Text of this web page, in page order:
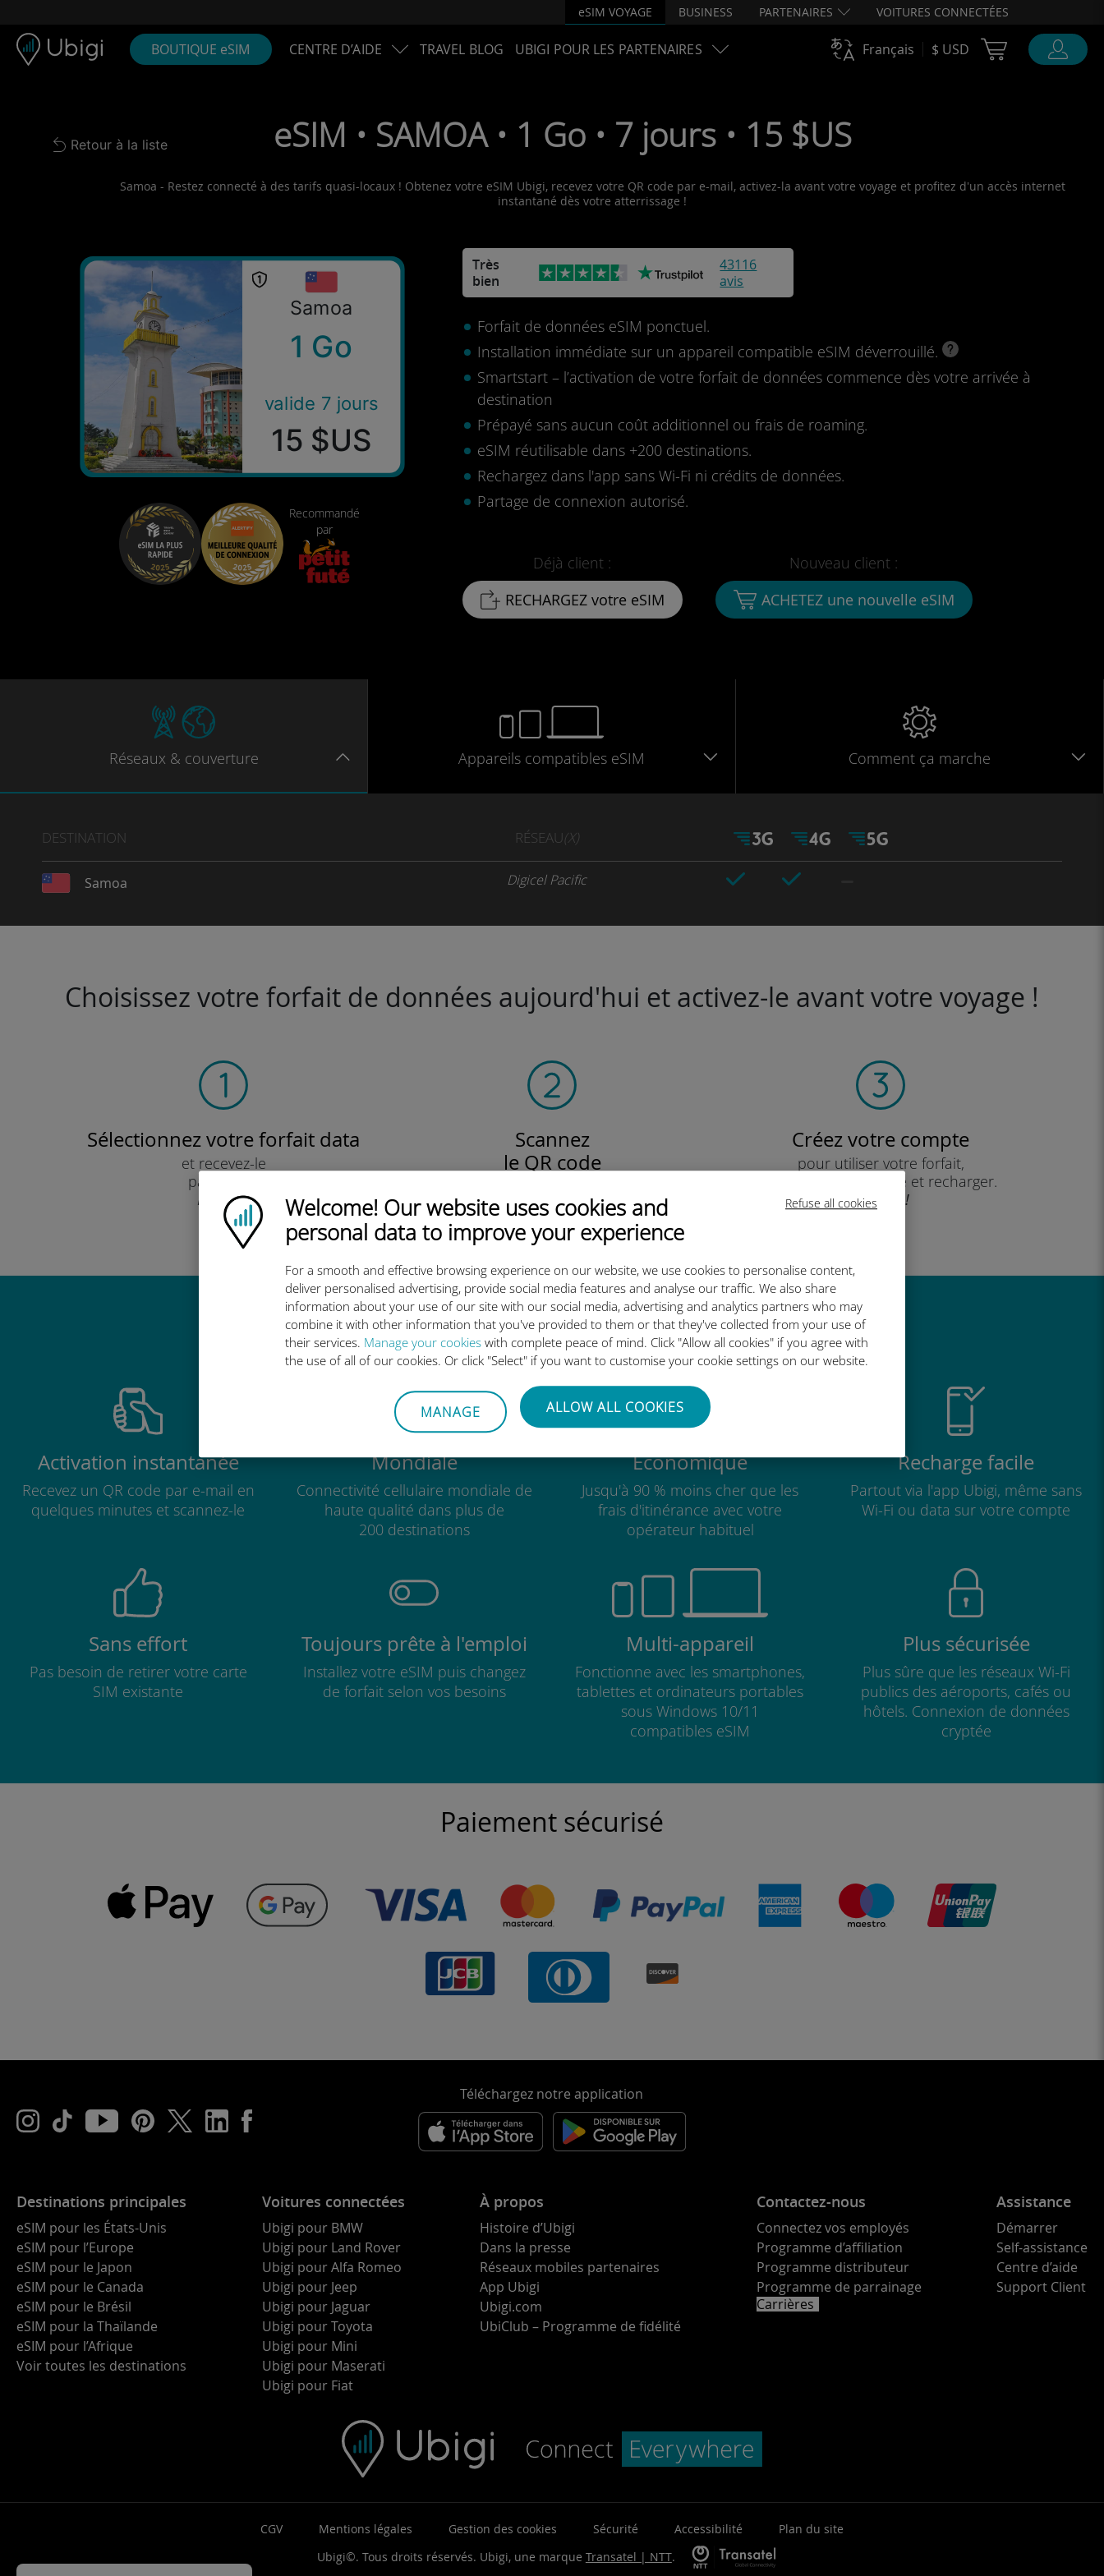
Refuse all cookies
Ubigi logo
Welcome! Our website uses cookies and
personal data to improve your experience
For a smooth and effective browsing experience on our website, we use cookies to personalise content,
deliver personalised advertising, provide social media features and analyse our traffic. We also share
information about your use of our site with our social media, advertising and analytics partners who may
combine it with other information that you've provided to them or that they've collected from your use of
their services. Manage your cookies with complete peace of mind. Click "Allow all cookies" if you agree with
the use of all of our cookies. Or click "Select" if you want to customise your cookie settings on our website.
MANAGE ALLOW ALL COOKIES
eSIM VOYAGE BUSINESS PARTENAIRES VOITURES CONNECTÉES
BOUTIQUE eSIM CENTRE D’AIDE TRAVEL BLOG UBIGI POUR LES PARTENAIRES Français $ USD Cart Ubigi
Back to list
Retour à la liste eSIM • SAMOA • 1 Go • 7 jours • 15 $US
Samoa - Restez connecté à des tarifs quasi-locaux ! Obtenez votre eSIM Ubigi, recevez votre QR code par e-mail, activez-la avant votre voyage et profitez d'un accès internet
instantané dès votre atterrissage !
Samoa
1 Go
valide 7 jours
15 $US
Recommandé
par
Très
bien
43116
avis
Forfait de données eSIM ponctuel.
Installation immédiate sur un appareil compatible eSIM déverrouillé.
Smartstart – l’activation de votre forfait de données commence dès votre arrivée à
destination
Prépayé sans aucun coût additionnel ou frais de roaming.
eSIM réutilisable dans +200 destinations.
Rechargez dans l'app sans Wi-Fi ni crédits de données.
Partage de connexion autorisé.
Déjà client :
RECHARGEZ votre eSIM
Nouveau client :
ACHETEZ une nouvelle eSIM
Réseaux & couverture Appareils compatibles eSIM Comment ça marche
DESTINATION RÉSEAU(X)
Samoa Digicel Pacific
Choisissez votre forfait de données aujourd'hui et activez-le avant votre voyage !
Sélectionnez votre forfait data
et recevez-le
par e-mail.
Rapide !
Scannez
le QR code
et installer l'eSIM Ubigi.
Efficace !
Créez votre compte
pour utiliser votre forfait,
consulter votre solde et recharger.
Profitez !
Pourquoi l'eSIM internationale Ubigi est si bien
Activation instantanée
Recevez un QR code par e-mail en
quelques minutes et scannez-le
Mondiale
Connectivité cellulaire mondiale de
haute qualité dans plus de
200 destinations
Économique
Jusqu'à 90 % moins cher que les
frais d'itinérance avec votre
opérateur habituel
Recharge facile
Partout via l'app Ubigi, même sans
Wi-Fi ou data sur votre compte
Sans effort
Pas besoin de retirer votre carte
SIM existante
Toujours prête à l'emploi
Installez votre eSIM puis changez
de forfait selon vos besoins
Multi-appareil
Fonctionne avec les smartphones,
tablettes et ordinateurs portables
sous Windows 10/11
compatibles eSIM
Plus sécurisée
Plus sûre que les réseaux Wi-Fi
publics des aéroports, cafés ou
hôtels. Connexion de données
cryptée
Paiement sécurisé
Téléchargez notre application
Destinations principales
eSIM pour les États-Unis
eSIM pour l’Europe
eSIM pour le Japon
eSIM pour le Canada
eSIM pour le Brésil
eSIM pour la Thaïlande
eSIM pour l’Afrique
Voir toutes les destinations
Voitures connectées
Ubigi pour BMW
Ubigi pour Land Rover
Ubigi pour Alfa Romeo
Ubigi pour Jeep
Ubigi pour Jaguar
Ubigi pour Toyota
Ubigi pour Mini
Ubigi pour Maserati
Ubigi pour Fiat
À propos
Histoire d’Ubigi
Dans la presse
Réseaux mobiles partenaires
App Ubigi
Ubigi.com
UbiClub – Programme de fidélité
Contactez-nous
Connectez vos employés
Programme d’affiliation
Programme distributeur
Programme de parrainage
Carrières
Assistance
Démarrer
Self-assistance
Centre d’aide
Support Client
CGV Mentions légales Gestion des cookies Sécurité Accessibilité
Plan du site
Ubigi©. Tous droits réservés. Ubigi, une marque Transatel | NTT.